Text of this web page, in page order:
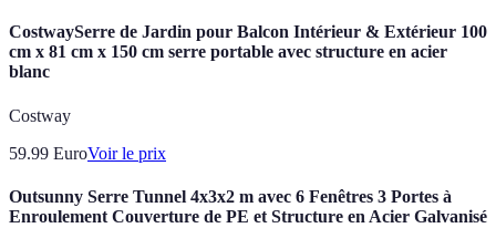
CostwaySerre de Jardin pour Balcon Intérieur & Extérieur 100
cm x 81 cm x 150 cm serre portable avec structure en acier
blanc
Costway
59.99 EuroVoir le prix
Outsunny Serre Tunnel 4x3x2 m avec 6 Fenêtres 3 Portes à
Enroulement Couverture de PE et Structure en Acier Galvanisé